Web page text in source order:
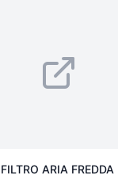
FILTRO ARIA FREDDA